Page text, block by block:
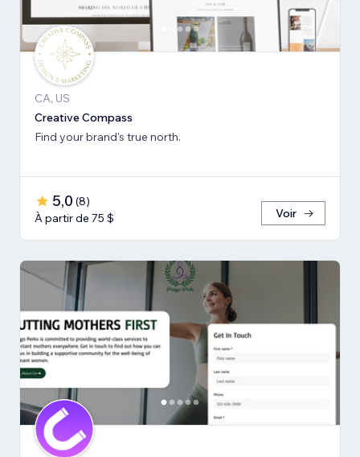
CA, US
Creative Compass
Find your brand's true north.
5,0 (8)
À partir de 75 $
Voir